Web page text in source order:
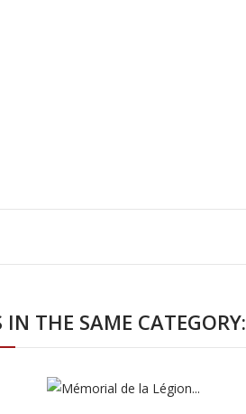
THE SAME CATEGORY: